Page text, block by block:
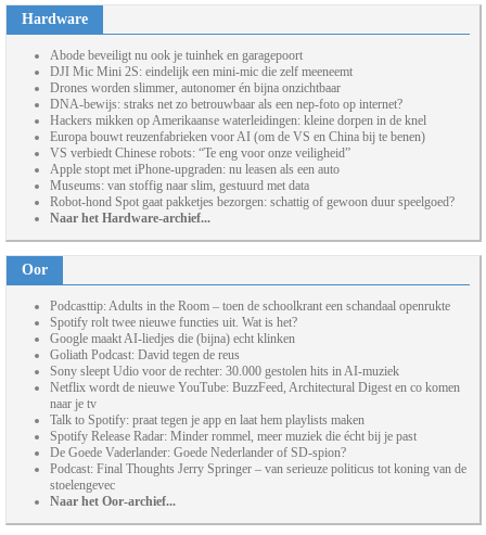
Hardware
Abode beveiligt nu ook je tuinhek en garagepoort
DJI Mic Mini 2S: eindelijk een mini-mic die zelf meeneemt
Drones worden slimmer, autonomer én bijna onzichtbaar
DNA-bewijs: straks net zo betrouwbaar als een nep-foto op internet?
Hackers mikken op Amerikaanse waterleidingen: kleine dorpen in de knel
Europa bouwt reuzenfabrieken voor AI (om de VS en China bij te benen)
VS verbiedt Chinese robots: “Te eng voor onze veiligheid”
Apple stopt met iPhone-upgraden: nu leasen als een auto
Museums: van stoffig naar slim, gestuurd met data
Robot-hond Spot gaat pakketjes bezorgen: schattig of gewoon duur speelgoed?
Naar het Hardware-archief...
Oor
Podcasttip: Adults in the Room – toen de schoolkrant een schandaal openrukte
Spotify rolt twee nieuwe functies uit. Wat is het?
Google maakt AI-liedjes die (bijna) echt klinken
Goliath Podcast: David tegen de reus
Sony sleept Udio voor de rechter: 30.000 gestolen hits in AI-muziek
Netflix wordt de nieuwe YouTube: BuzzFeed, Architectural Digest en co komen
naar je tv
Talk to Spotify: praat tegen je app en laat hem playlists maken
Spotify Release Radar: Minder rommel, meer muziek die écht bij je past
De Goede Vaderlander: Goede Nederlander of SD-spion?
Podcast: Final Thoughts Jerry Springer – van serieuze politicus tot koning van de
stoelengevec
Naar het Oor-archief...